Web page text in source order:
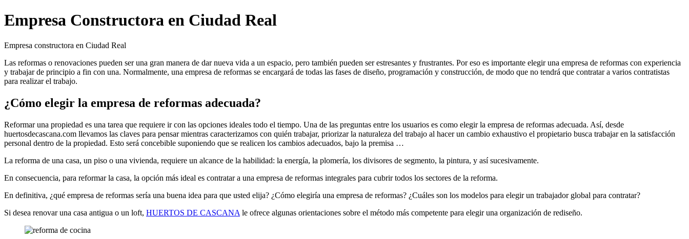
Empresa Constructora en Ciudad Real
Empresa constructora en Ciudad Real
Las reformas o renovaciones pueden ser una gran manera de dar nueva vida a un espacio, pero también pueden ser estresantes y frustrantes. Por eso es importante elegir una empresa de reformas con experiencia
y trabajar de principio a fin con una. Normalmente, una empresa de reformas se encargará de todas las fases de diseño, programación y construcción, de modo que no tendrá que contratar a varios contratistas
para realizar el trabajo.
¿Cómo elegir la empresa de reformas adecuada?
Reformar una propiedad es una tarea que requiere ir con las opciones ideales todo el tiempo. Una de las preguntas entre los usuarios es como elegir la empresa de reformas adecuada. Así, desde
huertosdecascana.com llevamos las claves para pensar mientras caracterizamos con quién trabajar, priorizar la naturaleza del trabajo al hacer un cambio exhaustivo el propietario busca trabajar en la satisfacción
personal dentro de la propiedad. Esto será concebible suponiendo que se realicen los cambios adecuados, bajo la premisa …
La reforma de una casa, un piso o una vivienda, requiere un alcance de la habilidad: la energía, la plomería, los divisores de segmento, la pintura, y así sucesivamente.
En consecuencia, para reformar la casa, la opción más ideal es contratar a una empresa de reformas integrales para cubrir todos los sectores de la reforma.
En definitiva, ¿qué empresa de reformas sería una buena idea para que usted elija? ¿Cómo elegiría una empresa de reformas? ¿Cuáles son los modelos para elegir un trabajador global para contratar?
Si desea renovar una casa antigua o un loft, HUERTOS DE CASCANA le ofrece algunas orientaciones sobre el método más competente para elegir una organización de rediseño.